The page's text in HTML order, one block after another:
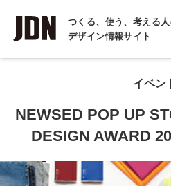
つくる、使う、考える
デザイン情報サイト
INTERVIEW
インタビュー
COLUMN
イベン
NEWSED POP UP
DESIGN AWARD